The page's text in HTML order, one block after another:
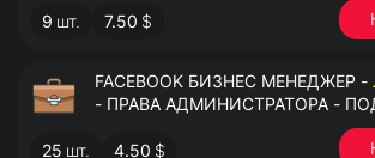
9 шт. 7.50 $
FACEBOOK БИЗНЕС МЕНЕДЖЕР -
- ПРАВА АДМИНИСТРАТОРА -
25 шт. 4.50 $